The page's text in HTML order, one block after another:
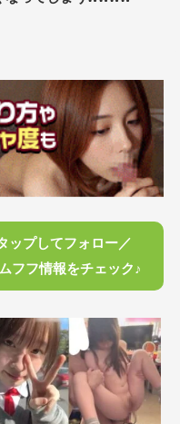
ップしてフォロー／
フフ情報をチェック♪